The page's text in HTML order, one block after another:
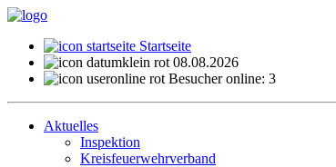
Startseite
08.08.2026
Besucher online: 3
Aktuelles
Inspektion
Kreisfeuerwehrverband